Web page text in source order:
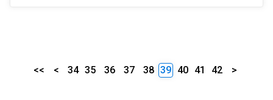
<< < 34 35 36 37 38 39 40 41 42 >